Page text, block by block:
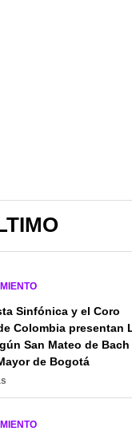
Sinfónica y el Coro
Colombia presentan
San Mateo de Bach
de Bogotá